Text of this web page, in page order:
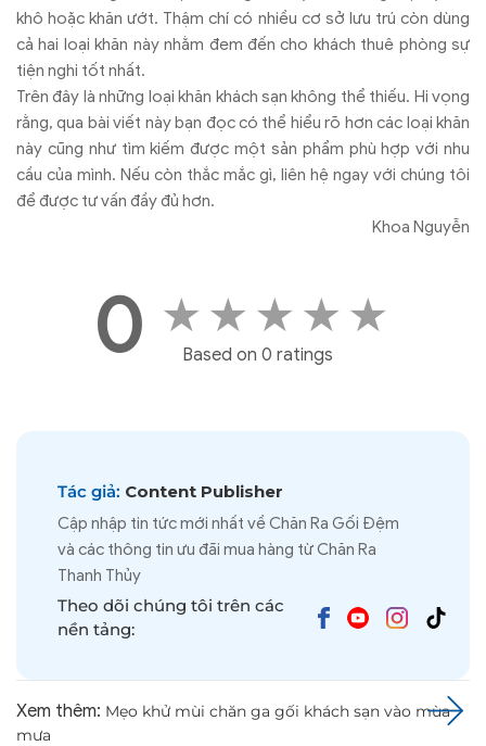
khô hoặc khăn ướt. Thậm chí có nhiều cơ sở lưu trú còn dùng
cả hai loại khăn này nhằm đem đến cho khách thuê phòng sự
tiện nghi tốt nhất.
Trên đây là những loại khăn khách sạn không thể thiếu. Hi vọng
rằng, qua bài viết này bạn đọc có thể hiểu rõ hơn các loại khăn
này cũng như tìm kiếm được một sản phẩm phù hợp với nhu
cầu của mình. Nếu còn thắc mắc gì, liên hệ ngay với chúng tôi
để được tư vấn đầy đủ hơn.
Khoa Nguyễn
0 ★ ★ ★ ★ ★
Based on 0 ratings
Tác giả: Content Publisher
Cập nhập tin tức mới nhất về Chăn Ra Gối Đệm
và các thông tin ưu đãi mua hàng từ Chăn Ra
Thanh Thủy
Theo dõi chúng tôi trên các
nền tảng:
Xem thêm: Mẹo khử mùi chăn ga gối khách sạn vào mùa
mưa